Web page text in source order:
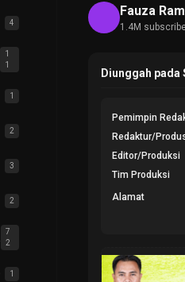
4
1
1
1
2
3
2
7
2
1
Fauza
1.4M
Diunggah pada
Pemimpin
Redaktur/
Editor/Produksi
Tim Produksi
Alamat